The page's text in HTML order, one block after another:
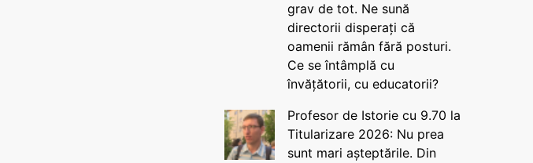
grav de tot. Ne sună
directorii disperați că
oamenii rămân fără posturi.
Ce se întâmplă cu
învățătorii, cu educatorii?
Profesor de Istorie cu 9.70 la
Titularizare 2026: Nu prea
sunt mari așteptările. Din